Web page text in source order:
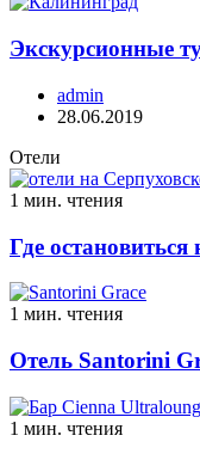
Экскурсионные
admin
28.06.2019
Отели
1 мин. чтения
Где
1 мин. чтения
Отель Santorini
1 мин. чтения